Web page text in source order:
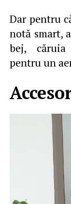
Dar pentru
notă smart,
bej,
pentru un